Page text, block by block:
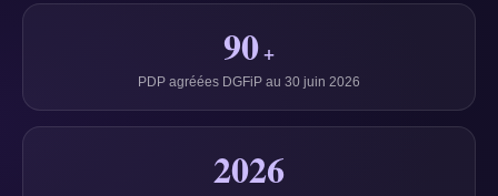
90+
PDP agréées DGFiP au 30 juin 2026
2026